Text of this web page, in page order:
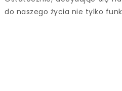
do naszego życia nie tylko